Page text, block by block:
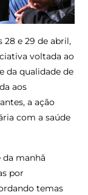
28 e 29 de abril,
voltada ao
da qualidade de
aos
a ação
com a saúde
manhã
por
temas